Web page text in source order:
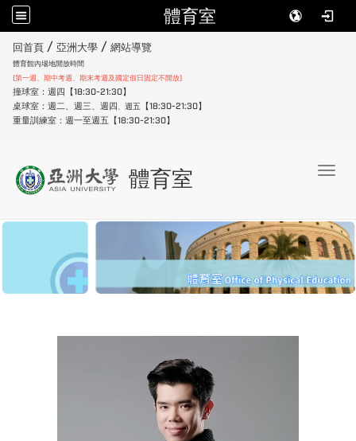
體育室
回首頁 / 亞洲大學 / 網站導覽
體育館內場地開放時間
(第一週、期中考週、期末考週及國定假日固定不開放)
撞球室：週四【18:30-21:30】
桌球室：週二、週三、週四、 週五
【18:30-21:30】
重量訓練室：週一至週五【18:30-21:30】
體育室